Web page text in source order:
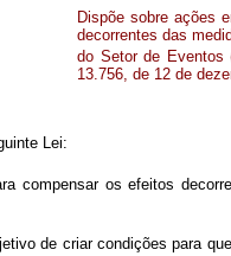
Dispõe sobre ações
decorrentes das
do Setor de Eventos
13.756, de 12 de
Lei:
compensar os efeitos
de criar condições para